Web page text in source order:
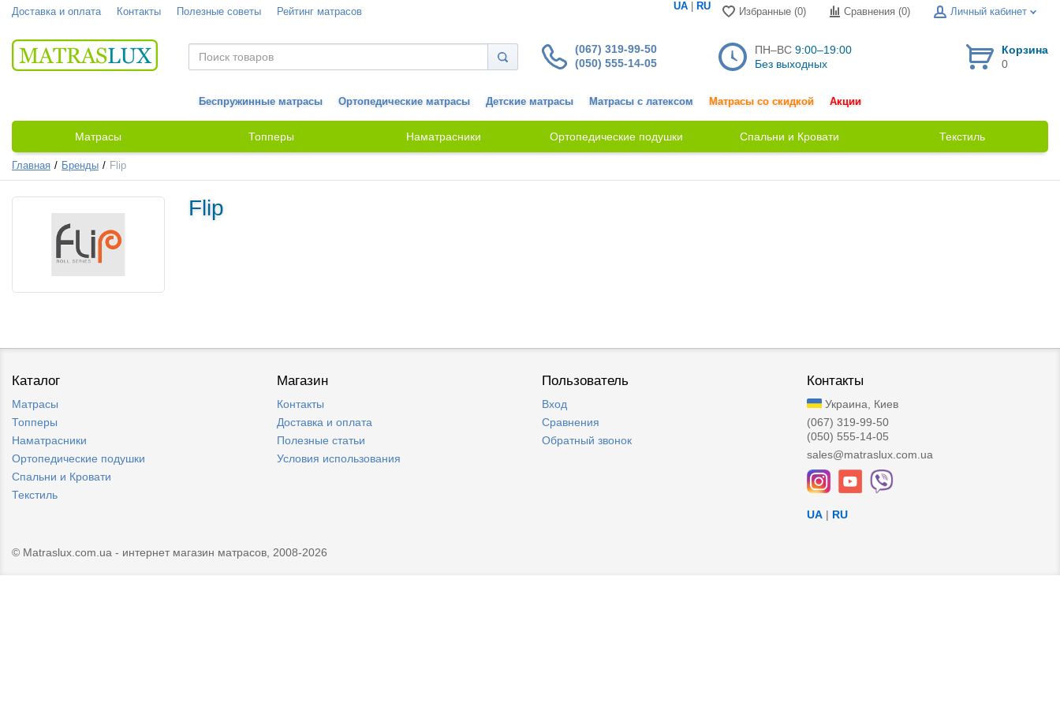
Доставка и оплата Контакты Полезные советы Рейтинг матрасов UA RU Избранные (0) Сравнения (0) Личный кабинет
(067) 319-99-50
(050) 555-14-05
ПН–ВС 9:00–19:00
Без выходных
Корзина
0
Беспружинные матрасы Ортопедические матрасы Детские матрасы Матрасы с латексом Матрасы со скидкой Акции
Матрасы Топперы Наматрасники Ортопедические подушки Спальни и Кровати Текстиль
Главная Бренды Flip
Flip
Каталог
Матрасы
Топперы
Наматрасники
Ортопедические подушки
Спальни и Кровати
Текстиль
Магазин
Контакты
Доставка и оплата
Полезные статьи
Условия использования
Пользователь
Вход
Сравнения
Обратный звонок
Контакты
Украина, Киев
(067) 319-99-50
(050) 555-14-05
sales@matraslux.com.ua
UA | RU
© Matraslux.com.ua - интернет магазин матрасов, 2008-2026